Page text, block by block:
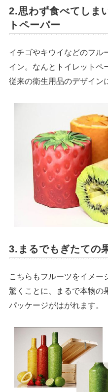
2.思わず食べてしま
トペーパー
イチゴやキウイなどのフル
イン。なんとトイレットペ
従来の衛生用品のデザイン
3.まるでもぎたての
こちらもフルーツをイメー
驚くことに、まるで本物の
パッケージがはがれます。